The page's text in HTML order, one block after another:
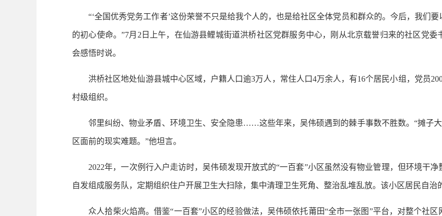
“‘全国优秀党务工作者’这份荣誉不只是给我个人的，也是给社区全体党员和群众的。今后，我们要
的初心使命。”7月2日上午，在仙游县鲤城街道洪桥社区党群服务中心，刚从北京载誉归来的社区党
会感悟时说。
洪桥社区地处仙游县城中心区域，户籍人口逾3万人，常住人口4万余人，有16个居民小组，党员
村级组织。
邻里纠纷、物业矛盾、环境卫生、安全隐患……这些年来，吴伟硕遇到的棘手事数不胜数。“摊子大
区面前的现实难题。”他坦言。
2022年，一次例行入户走访时，吴伟硕发现开放式的“一百套”小区虽然没有物业管理，但环境干净
自发组成服务队，定期组织住户开展卫生大扫除，集中清理卫生死角、整治乱堆乱放。该小区居民自治
众人拾柴火焰高。借鉴“一百套”小区的经验做法，吴伟硕依托莆田“全市一张图”平台，对整个社区